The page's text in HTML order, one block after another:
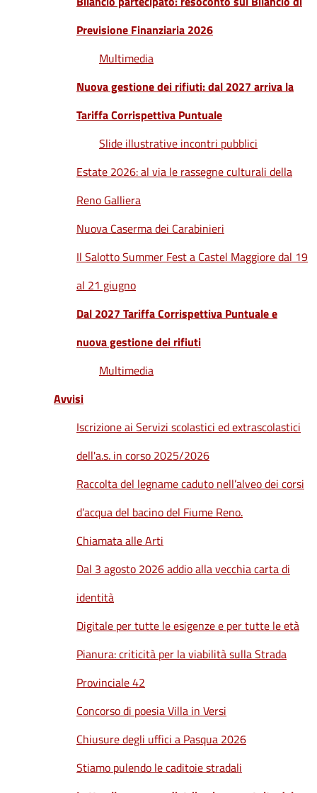
Previsione Finanziaria 2026
Multimedia
Nuova gestione dei rifiuti: dal 2027 arriva la
Tariffa Corrispettiva Puntuale
Slide illustrative incontri pubblici
Estate 2026: al via le rassegne culturali della
Reno Galliera
Nuova Caserma dei Carabinieri
Il Salotto Summer Fest a Castel Maggiore dal 19
al 21 giugno
Dal 2027 Tariffa Corrispettiva Puntuale e
nuova gestione dei rifiuti
Multimedia
Avvisi
Iscrizione ai Servizi scolastici ed extrascolastici
dell'a.s. in corso 2025/2026
Raccolta del legname caduto nell’alveo dei corsi
d’acqua del bacino del Fiume Reno.
Chiamata alle Arti
Dal 3 agosto 2026 addio alla vecchia carta di
identità
Digitale per tutte le esigenze e per tutte le età
Pianura: criticità per la viabilità sulla Strada
Provinciale 42
Concorso di poesia Villa in Versi
Chiusure degli uffici a Pasqua 2026
Stiamo pulendo le caditoie stradali